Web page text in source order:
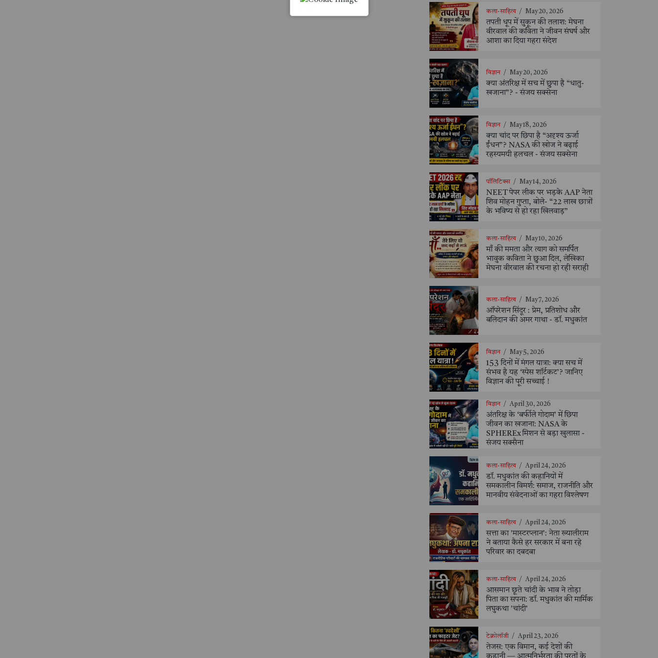
कला-साहित्य / May 20, 2026
तपती धूप में सुकून की तलाश: मेघना
वीरवाल की कविता ने जीवन संघर्ष और
आशा का दिया गहरा संदेश
विज्ञान / May 20, 2026
क्या अंतरिक्ष में सच में छुपा है “धातु-
खजाना”? - संजय सक्सेना
विज्ञान / May 18, 2026
क्या चांद पर छिपा है “अदृश्य ऊर्जा
ईंधन”? NASA की खोज ने बढ़ाई
रहस्यमयी हलचल - संजय सक्सेना
पॉलिटिक्स / May 14, 2026
NEET पेपर लीक पर भड़के AAP नेता
शिव मोहन गुप्ता, बोले- “22 लाख छात्रों
के भविष्य से हो रहा खिलवाड़”
कला-साहित्य / May 10, 2026
माँ की ममता और त्याग को समर्पित
भावुक कविता ने छुआ दिल, लेखिका
मेघना वीरवाल की रचना हो रही सराही
कला-साहित्य / May 7, 2026
ऑपरेशन सिंदूर : प्रेम, प्रतिशोध और
बलिदान की अमर गाथा - डॉ. मधुकांत
विज्ञान / May 5, 2026
153 दिनों में मंगल यात्रा: क्या सच में
संभव है यह ‘स्पेस शॉर्टकट’? जानिए
विज्ञान की पूरी सच्चाई !
विज्ञान / April 30, 2026
अंतरिक्ष के ‘बर्फीले गोदाम’ में छिपा
जीवन का खजाना: NASA के
SPHEREx मिशन से बड़ा खुलासा -
संजय सक्सैना
कला-साहित्य / April 24, 2026
डॉ. मधुकांत की कहानियों में
समकालीन विमर्श: समाज, राजनीति और
मानवीय संवेदनाओं का गहरा विश्लेषण
कला-साहित्य / April 24, 2026
सत्ता का 'मास्टरप्लान': नेता ख्यालीराम
ने बताया कैसे हर सरकार में बना रहे
परिवार का दबदबा
कला-साहित्य / April 24, 2026
आसमान छूते चांदी के भाव ने तोड़ा
पिता का सपना: डॉ. मधुकांत की मार्मिक
लघुकथा 'चांदी'
टेक्नोलॉजी / April 23, 2026
तेजस: एक विमान, कई देशों की